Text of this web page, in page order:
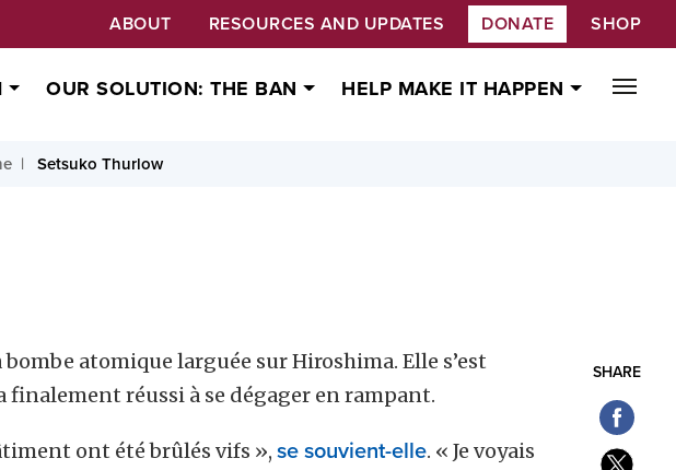
ABOUT RESOURCES AND UPDATES DONATE SHOP
OUR SOLUTION: THE BAN HELP MAKE IT HAPPEN
Setsuko Thurlow
SHARE
atomique larguée sur Hiroshima. Elle s’est
finalement réussi à se dégager en rampant.
ont été brûlés vifs », se souvient-elle. « Je voyais